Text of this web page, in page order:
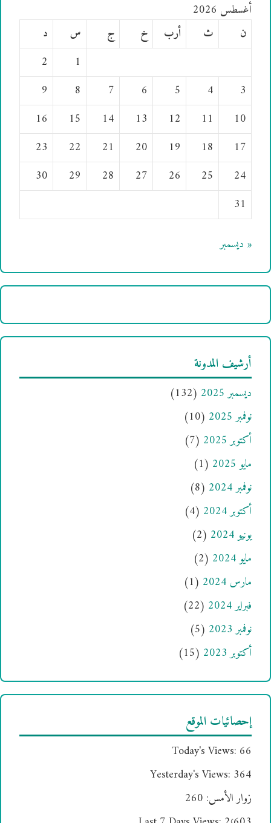
أغسطس 2026
ن
ث أرب خ ج س
د
1
2
3
4
5
6
7
8
9
10
11
12
13
14
15
16
17
18
19
20
21
22
23
24
25
26
27
28
29
30
31
« ديسمبر
أرشيف المدونة
ديسمبر 2025
(132)
نوفمبر 2025
(10)
أكتوبر 2025
(7)
مايو 2025
(1)
نوفمبر 2024
(8)
أكتوبر 2024
(4)
يونيو 2024
(2)
مايو 2024
(2)
مارس 2024
(1)
فبراير 2024
(22)
نوفمبر 2023
(5)
أكتوبر 2023
(15)
إحصائيات الموقع
Today's Views: 66
Yesterday's Views: 364
زوار الأمس: 260